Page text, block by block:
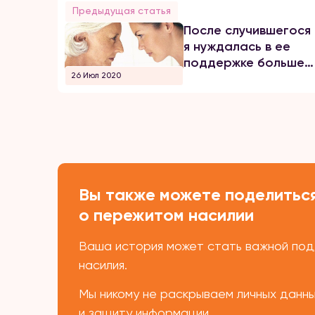
Предыдущая статья
26 Июл 2020
После случившегося
я нуждалась в ее
поддержке больше
Вы также можете
о пережитом насилии
Ваша история может стать важной
насилия.
Мы никому не раскрываем личных